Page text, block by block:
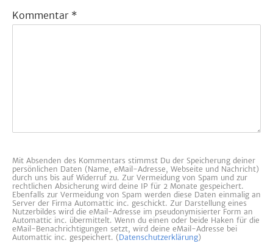
Kommentar *
Mit Absenden des Kommentars stimmst Du der Speicherung deiner
persönlichen Daten (Name, eMail-Adresse, Webseite und Nachricht)
durch uns bis auf Widerruf zu. Zur Vermeidung von Spam und zur
rechtlichen Absicherung wird deine IP für 2 Monate gespeichert.
Ebenfalls zur Vermeidung von Spam werden diese Daten einmalig an
Server der Firma Automattic inc. geschickt. Zur Darstellung eines
Nutzerbildes wird die eMail-Adresse im pseudonymisierter Form an
Automattic inc. übermittelt. Wenn du einen oder beide Haken für die
eMail-Benachrichtigungen setzt, wird deine eMail-Adresse bei
Automattic inc. gespeichert. (Datenschutzerklärung)